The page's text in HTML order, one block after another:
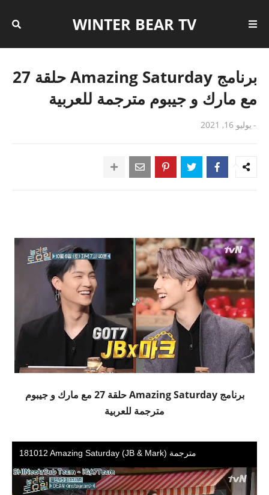
WINTER BEAR TV
برنامج Amazing Saturday حلقة 27
مع مارك و جيبوم مترجمة للعربية
- يوليو 16, 2021
برنامج Amazing Saturday حلقة 27 مع مارك و جيبوم
مترجمة للعربية